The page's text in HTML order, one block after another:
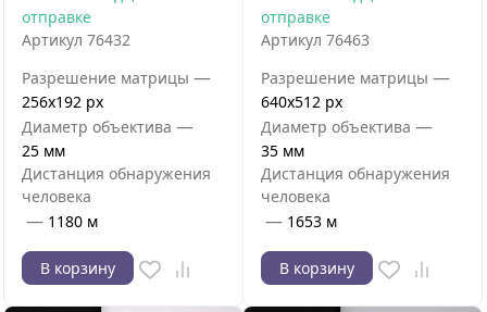
отправке
Артикул 76432
Разрешение матрицы —
256x192 px
Диаметр объектива —
25 мм
Дистанция обнаружения
человека
— 1180 м
В корзину
отправке
Артикул 76463
Разрешение матрицы —
640x512 px
Диаметр объектива —
35 мм
Дистанция обнаружения
человека
— 1653 м
В корзину